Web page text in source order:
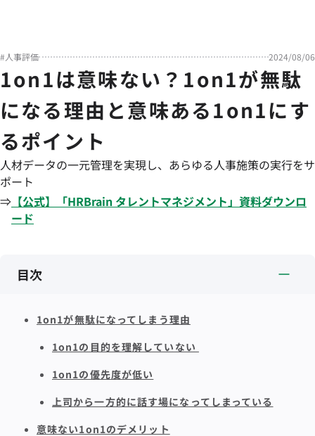
#人事評価 2024/08/06
1on1は意味ない？1on1が無駄
になる理由と意味ある1on1にす
るポイント
人材データの一元管理を実現し、あらゆる人事施策の実行をサ
ポート
⇒ 【公式】「HRBrain タレントマネジメント」資料ダウンロ
ード
目次
1on1が無駄になってしまう理由
1on1の目的を理解していない
1on1の優先度が低い
上司から一方的に話す場になってしまっている
意味ない1on1のデメリット